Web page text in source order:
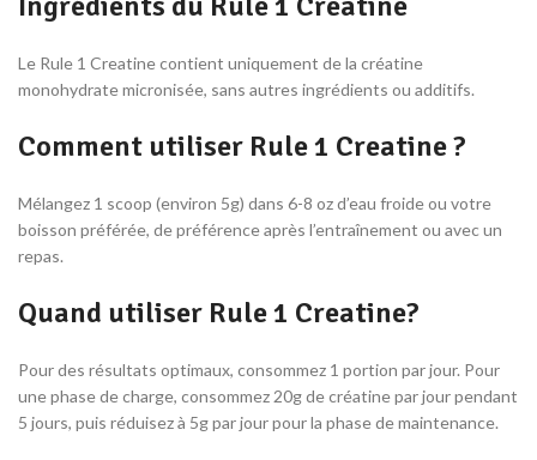
Le Rule 1 Creatine contient uniquement de la créatine
monohydrate micronisée, sans autres ingrédients ou additifs.
Comment utiliser Rule 1 Creatine ?
Mélangez 1 scoop (environ 5g) dans 6-8 oz d’eau froide ou votre
boisson préférée, de préférence après l’entraînement ou avec un
repas.
Quand utiliser Rule 1 Creatine?
Pour des résultats optimaux, consommez 1 portion par jour. Pour
une phase de charge, consommez 20g de créatine par jour pendant
5 jours, puis réduisez à 5g par jour pour la phase de maintenance.